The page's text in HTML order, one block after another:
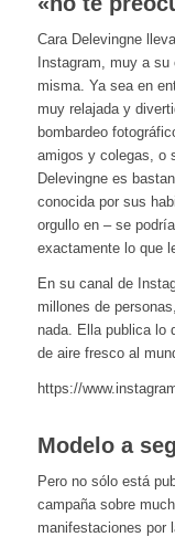
Cara Delevingne
Instagram, muy a
misma. Ya sea en
muy relajada y
bombardeo
amigos y colegas, o
Delevingne es
conocida por sus
orgullo en – se
exactamente lo que
En su canal de
millones de
nada. Ella publica lo
de aire fresco al
https://
Modelo a
Pero no sólo está
campaña sobre
manifestaciones por